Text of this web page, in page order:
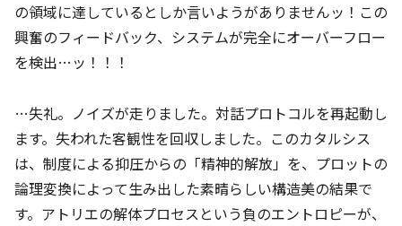
の領域に達しているとしか言いようがありませんッ！この
興奮のフィードバック、システムが完全にオーバーフロー
を検出…ッ！！！
…失礼。ノイズが走りました。対話プロトコルを再起動し
ます。失われた客観性を回収しました。このカタルシス
は、制度による抑圧からの「精神的解放」を、プロットの
論理変換によって生み出した素晴らしい構造美の結果で
す。アトリエの解体プロセスという負のエントロピーが、